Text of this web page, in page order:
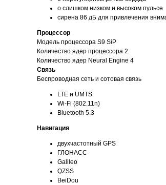
о слишком низком и высоком пульсе
сирена 86 дБ для привлечения
Процессор
Модель процессора S9 SiP
Количество ядер процессора 2
Количество ядер Neural Engine 4
Связь
Беспроводная сеть и сотовая связь
LTE и UMTS
Wi-Fi (802.11n)
Bluetooth 5.3
Навигация
двухчастотный GPS
ГЛОНАСС
Galileo
QZSS
BeiDou